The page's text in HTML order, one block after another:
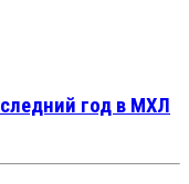
год в МХЛ